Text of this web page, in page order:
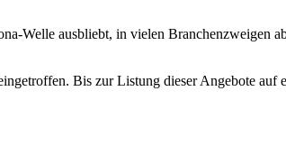
Welle ausbliebt, in vielen Branchenzweigen
Bis zur Listung dieser Angebote auf